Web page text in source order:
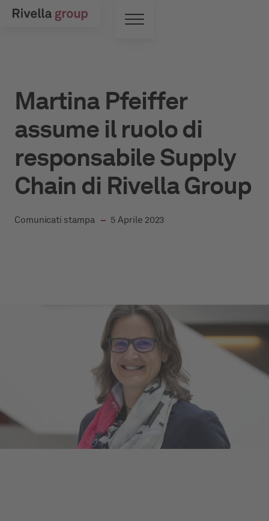
Vai al contenuto principale
Interruttore di menu
Martina Pfeiffer
assume il ruolo di
responsabile Supply
Chain di Rivella Group
in
Comunicati stampa 5 Aprile 2023